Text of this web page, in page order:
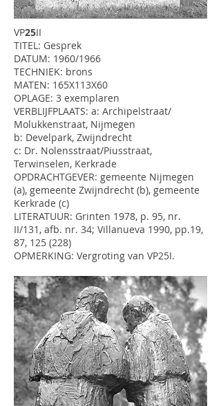
VP25II
TITEL: Gesprek
DATUM: 1960/1966
TECHNIEK: brons
MATEN: 165X113X60
OPLAGE: 3 exemplaren
VERBLIJFPLAATS: a: Archipelstraat/
Molukkenstraat, Nijmegen
b: Develpark, Zwijndrecht
c: Dr. Nolensstraat/Piusstraat,
Terwinselen, Kerkrade
OPDRACHTGEVER: gemeente Nijmegen
(a), gemeente Zwijndrecht (b), gemeente
Kerkrade (c)
LITERATUUR: Grinten 1978, p. 95, nr.
II/131, afb. nr. 34; Villanueva 1990, pp.19,
87, 125 (228)
OPMERKING: Vergroting van VP25I.